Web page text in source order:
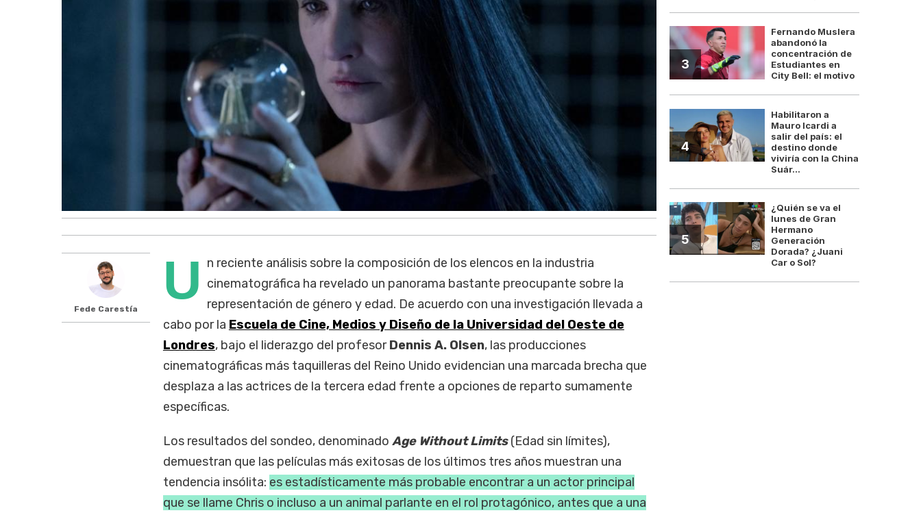
Fede Carestía U n reciente análisis sobre la composición de los elencos en la industria
cinematográfica ha revelado un panorama bastante preocupante sobre la
representación de género y edad. De acuerdo con una investigación llevada a
cabo por la Escuela de Cine, Medios y Diseño de la Universidad del Oeste de
Londres, bajo el liderazgo del profesorDennis A. Olsen, las producciones
cinematográficas más taquilleras del Reino Unido evidencian una marcada brecha que
desplaza a las actrices de la tercera edad frente a opciones de reparto sumamente
específicas.
Los resultados del sondeo, denominado Age Without Limits(Edad sin límites),
demuestran que las películas más exitosas de los últimos tres años muestran una
tendencia insólita: es estadísticamente más probable encontrar a un actor principal
que se llame Chris o incluso a un animal parlante en el rol protagónico, antes que a una
3
Fernando Muslera
abandonó la
concentración de
Estudiantes en
City Bell: el motivo
4
Habilitaron a
Mauro Icardi a
salir del país: el
destino donde
viviría con la China
Suár...
5
¿Quién se va el
lunes de Gran
Hermano
Generación
Dorada? ¿Juani
Car o Sol?